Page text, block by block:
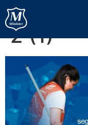
Capa-
2 (1)